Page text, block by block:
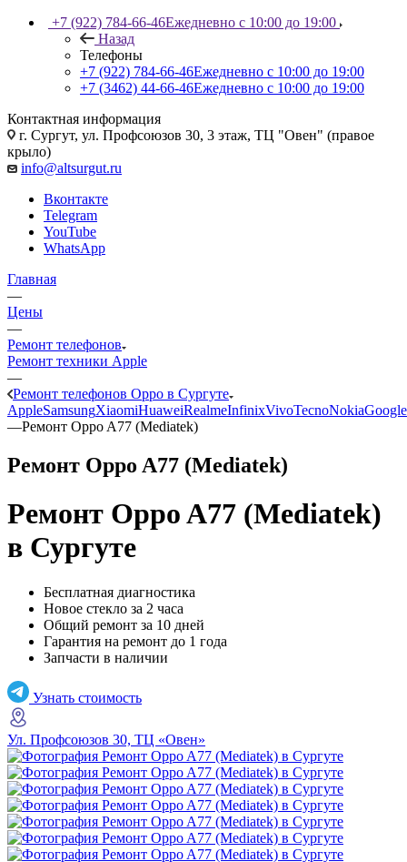
+7 (922) 784-66-46Ежедневно с 10:00 до 19:00
Назад
Телефоны
+7 (922) 784-66-46Ежедневно с 10:00 до 19:00
+7 (3462) 44-66-46Ежедневно с 10:00 до 19:00
Контактная информация
г. Сургут, ул. Профсоюзов 30, 3 этаж, ТЦ "Овен" (правое
крыло)
info@altsurgut.ru
Вконтакте
Telegram
YouTube
WhatsApp
Главная
—
Цены
—
Ремонт телефонов
Ремонт техники Apple
—
Ремонт телефонов Oppo в Сургуте
AppleSamsungXiaomiHuaweiRealmeInfinixVivoTecnoNokiaGoogle
—Ремонт Oppo A77 (Mediatek)
Ремонт Oppo A77 (Mediatek)
Ремонт Oppo A77 (Mediatek)
в Сургуте
Бесплатная диагностика
Новое стекло за 2 часа
Общий ремонт за 10 дней
Гарантия на ремонт до 1 года
Запчасти в наличии
Узнать стоимость
Ул. Профсоюзов 30, ТЦ «Овен»